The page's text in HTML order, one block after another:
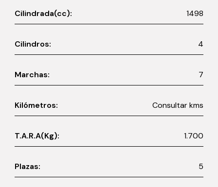
Cilindrada(cc): 1498
Cilindros: 4
Marchas: 7
Kilómetros: Consultar kms
T.A.R.A(Kg): 1.700
Plazas: 5